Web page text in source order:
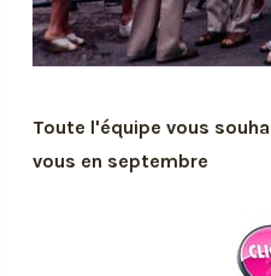
Toute l'équipe vous
vous en septembre